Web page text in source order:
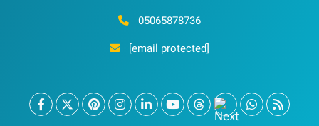
05065878736
[email protected]